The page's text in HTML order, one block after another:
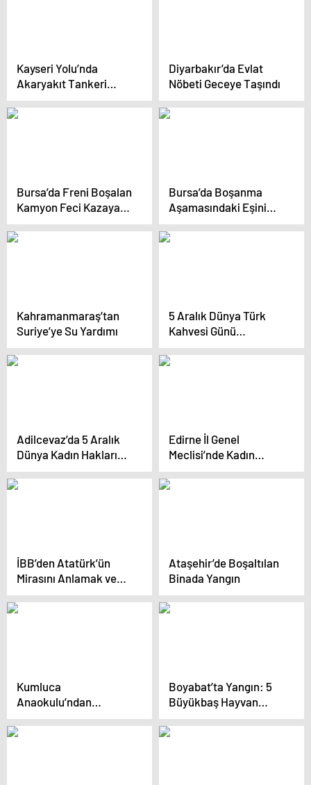
Kayseri Yolu’nda
Akaryakıt Tankeri
Devrildi: Sürücü
Yaralandı
Diyarbakır’da Evlat
Nöbeti Geceye Taşındı
Bursa’da Freni Boşalan
Kamyon Feci Kazaya
Neden Oldu
Bursa’da Boşanma
Aşamasındaki Eşini
Öldüren Adam İntihar
Etti
Kahramanmaraş’tan
Suriye’ye Su Yardımı
5 Aralık Dünya Türk
Kahvesi Günü
Lefkoşa’da Kutlandı
Adilcevaz’da 5 Aralık
Dünya Kadın Hakları
Günü Etkinliği
Edirne İl Genel
Meclisi’nde Kadın
Hakları Günü Kutlandı
İBB’den Atatürk’ün
Mirasını Anlamak ve
Kadınlara Seçme
Hakkı Etkinliği
Ataşehir’de Boşaltılan
Binada Yangın
Kumluca
Anaokulu’ndan
Askerlere Portakal
Gönderimi
Boyabat’ta Yangın: 5
Büyükbaş Hayvan
Telef Oldu